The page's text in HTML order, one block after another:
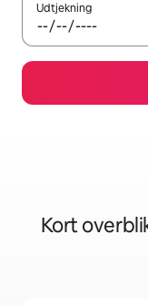
Udtjekning
Kort